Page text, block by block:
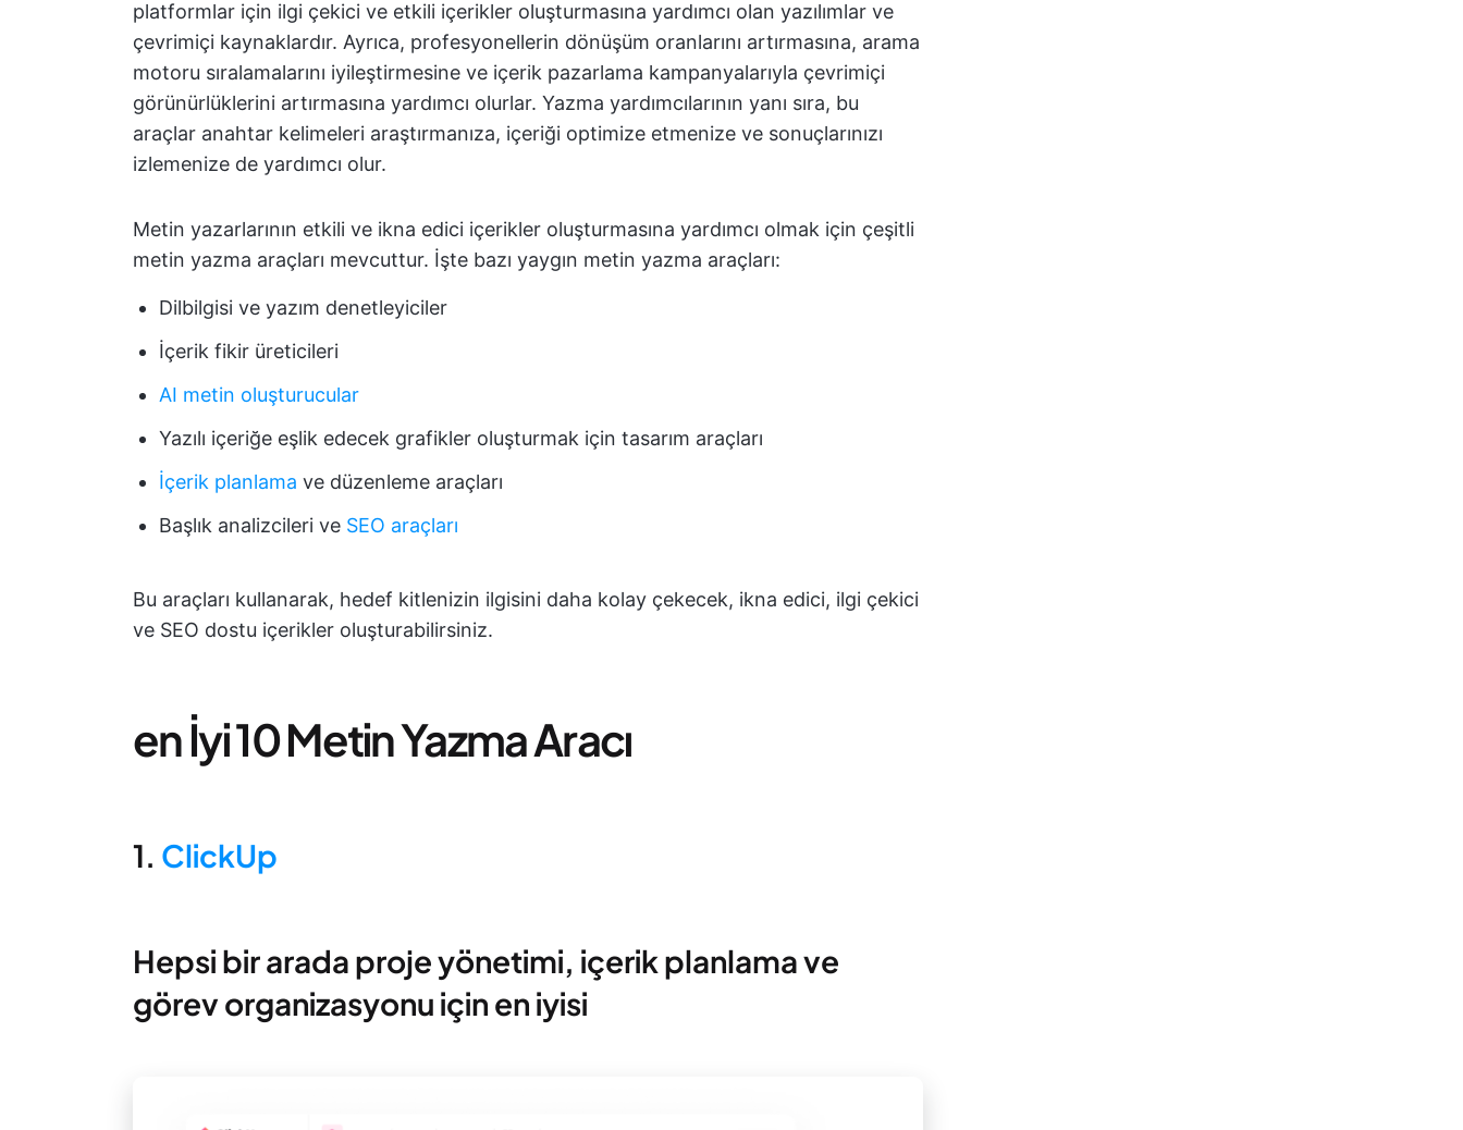
platformlar için ilgi çekici ve etkili içerikler oluşturmasına yardımcı olan yazılımlar ve
çevrimiçi kaynaklardır. Ayrıca, profesyonellerin dönüşüm oranlarını artırmasına, arama
motoru sıralamalarını iyileştirmesine ve içerik pazarlama kampanyalarıyla çevrimiçi
görünürlüklerini artırmasına yardımcı olurlar. Yazma yardımcılarının yanı sıra, bu
araçlar anahtar kelimeleri araştırmanıza, içeriği optimize etmenize ve sonuçlarınızı
izlemenize de yardımcı olur.
Metin yazarlarının etkili ve ikna edici içerikler oluşturmasına yardımcı olmak için çeşitli
metin yazma araçları mevcuttur. İşte bazı yaygın metin yazma araçları:
Dilbilgisi ve yazım denetleyiciler
İçerik fikir üreticileri
AI metin oluşturucular
Yazılı içeriğe eşlik edecek grafikler oluşturmak için tasarım araçları
İçerik planlama ve düzenleme araçları
Başlık analizcileri ve SEO araçları
Bu araçları kullanarak, hedef kitlenizin ilgisini daha kolay çekecek, ikna edici, ilgi çekici
ve SEO dostu içerikler oluşturabilirsiniz.
en İyi 10 Metin Yazma Aracı
1. ClickUp
Hepsi bir arada proje yönetimi, içerik planlama ve
görev organizasyonu için en iyisi